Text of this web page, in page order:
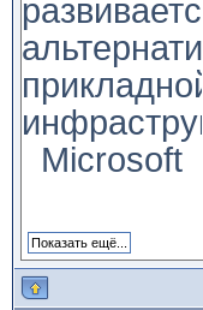
развивается
прикладной
Microsoft